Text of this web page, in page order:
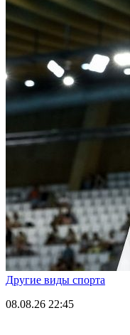
Другие виды спорта
08.08.26 22:45